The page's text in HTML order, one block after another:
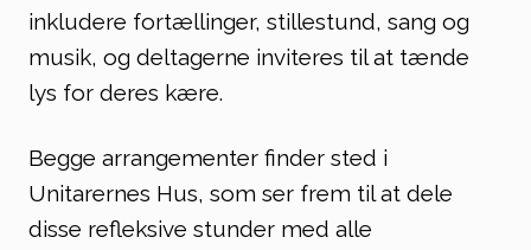
inkludere fortællinger, stillestund, sang og
musik, og deltagerne inviteres til at tænde
lys for deres kære.
Begge arrangementer finder sted i
Unitarernes Hus, som ser frem til at dele
disse refleksive stunder med alle